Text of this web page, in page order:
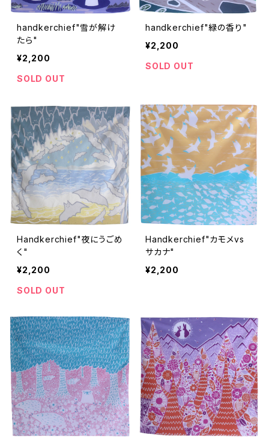
handkerchief"雪が解け
たら"
¥2,200
SOLD OUT
handkerchief"緑の香り"
¥2,200
SOLD OUT
Handkerchief"夜にうごめ
く"
¥2,200
SOLD OUT
Handkerchief"カモメvs
サカナ"
¥2,200